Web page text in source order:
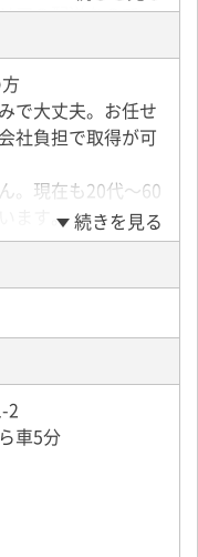
アの配送なので、
で行いますので、
ーを搭載している
きるところも嬉し
から各店舗への配
込み
荷物を積込み
勤
で大丈夫。お任せ
社負担で取得が可
。現在も20代～60
ます。 続きを見る
2
車5分